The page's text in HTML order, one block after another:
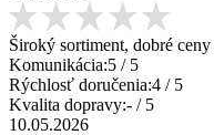
Široký sortiment, dobré
Komunikácia:5 / 5
Rýchlosť doručenia:4 / 5
Kvalita dopravy:- / 5
10.05.2026